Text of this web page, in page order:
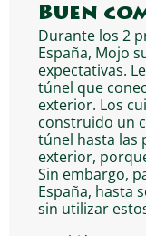
Buen
Durante los 2
España, Mojo
expectativas.
túnel que
exterior. Los
construido un
túnel hasta las
exterior,
Sin embargo,
España, hasta
sin utilizar